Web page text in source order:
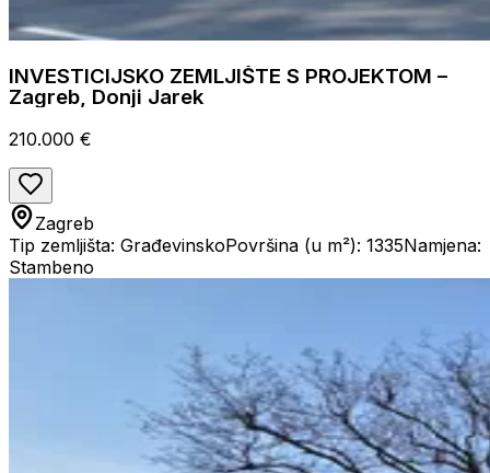
INVESTICIJSKO ZEMLJIŠTE S PROJEKTOM –
Zagreb, Donji Jarek
210.000 €
Zagreb
Tip zemljišta: GrađevinskoPovršina (u m²): 1335Namjena:
Stambeno